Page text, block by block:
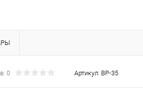
0 Артикул: ВР-35